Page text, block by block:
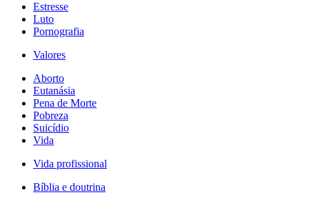
Estresse
Luto
Pornografia
Valores
Aborto
Eutanásia
Pena de Morte
Pobreza
Suicídio
Vida
Vida profissional
Bíblia e doutrina